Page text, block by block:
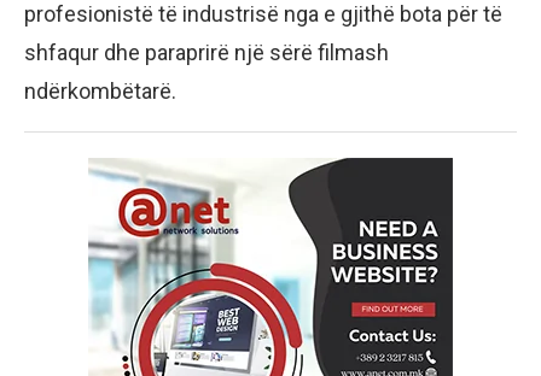
profesionistë të industrisë nga e gjithë bota për të
shfaqur dhe paraprirë një sërë filmash
ndërkombëtarë.